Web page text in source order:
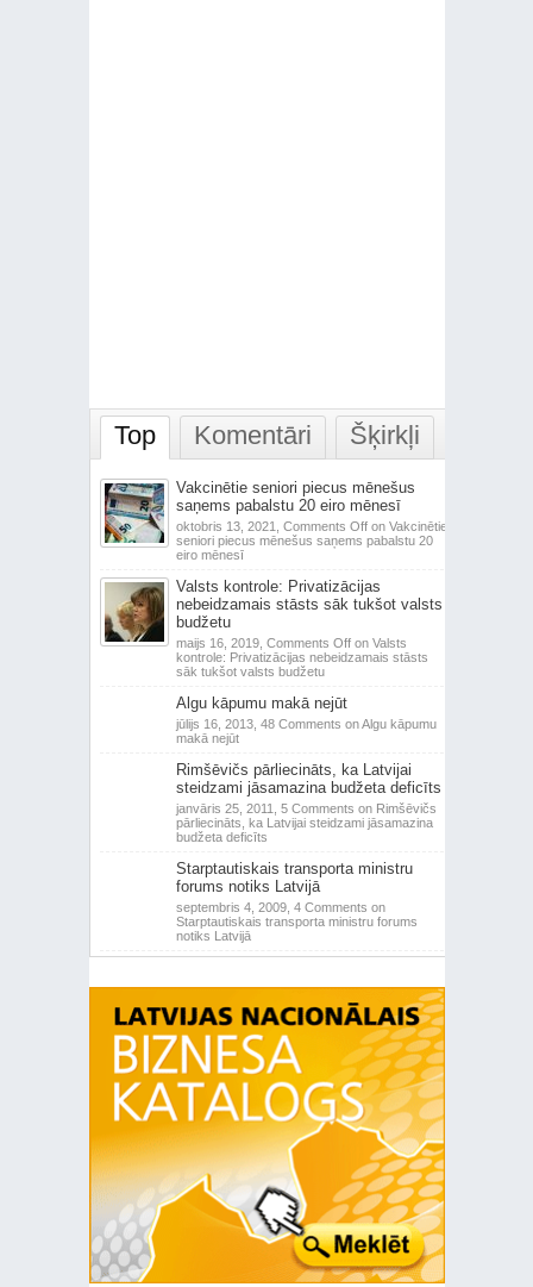
Top Komentāri Šķirkļi
Vakcinētie seniori piecus mēnešus
saņems pabalstu 20 eiro mēnesī
oktobris 13, 2021, Comments Offon Vakcinētie
seniori piecus mēnešus saņems pabalstu 20
eiro mēnesī
Valsts kontrole: Privatizācijas
nebeidzamais stāsts sāk tukšot valsts
budžetu
maijs 16, 2019, Comments Offon Valsts
kontrole: Privatizācijas nebeidzamais stāsts
sāk tukšot valsts budžetu
Algu kāpumu makā nejūt
jūlijs 16, 2013, 48 Comments on Algu kāpumu
makā nejūt
Rimšēvičs pārliecināts, ka Latvijai
steidzami jāsamazina budžeta deficīts
janvāris 25, 2011, 5 Comments on Rimšēvičs
pārliecināts, ka Latvijai steidzami jāsamazina
budžeta deficīts
Starptautiskais transporta ministru
forums notiks Latvijā
septembris 4, 2009, 4 Comments on
Starptautiskais transporta ministru forums
notiks Latvijā